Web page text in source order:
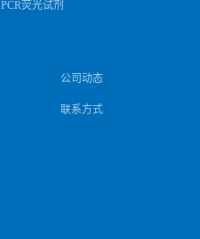
PCR荧光试剂
公司动态
联系方式